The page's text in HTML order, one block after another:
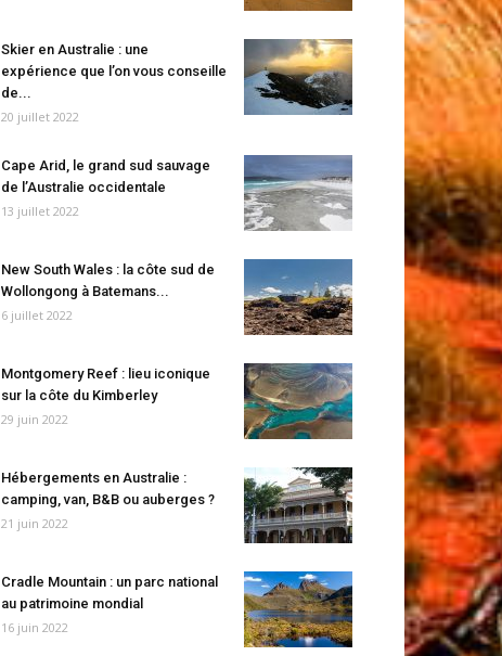
Skier en Australie : une
expérience que l’on vous conseille
de...
20 juillet 2022
Cape Arid, le grand sud sauvage
de l’Australie occidentale
13 juillet 2022
New South Wales : la côte sud de
Wollongong à Batemans...
6 juillet 2022
Montgomery Reef : lieu iconique
sur la côte du Kimberley
29 juin 2022
Hébergements en Australie :
camping, van, B&B ou auberges ?
21 juin 2022
Cradle Mountain : un parc national
au patrimoine mondial
16 juin 2022